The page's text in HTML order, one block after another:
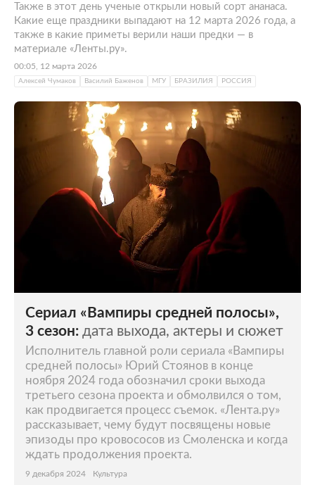
Также в этот день ученые открыли новый сорт ананаса.
Какие еще праздники выпадают на 12 марта 2026 года, а
также в какие приметы верили наши предки — в
материале «Ленты.ру».
00:05, 12 марта 2026
Алексей Чумаков Василий Баженов МГУ БРАЗИЛИЯ РОССИЯ
Сериал «Вампиры средней полосы»,
3 сезон: дата выхода, актеры и сюжет
Исполнитель главной роли сериала «Вампиры
средней полосы» Юрий Стоянов в конце
ноября 2024 года обозначил сроки выхода
третьего сезона проекта и обмолвился о том,
как продвигается процесс съемок. «Лента.ру»
рассказывает, чему будут посвящены новые
эпизоды про кровососов из Смоленска и когда
ждать продолжения проекта.
9 декабря 2024 Культура